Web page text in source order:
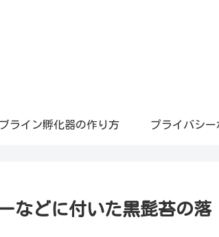
ライン孵化器の作り方 プライバシ
などに付いた黒髭苔の落